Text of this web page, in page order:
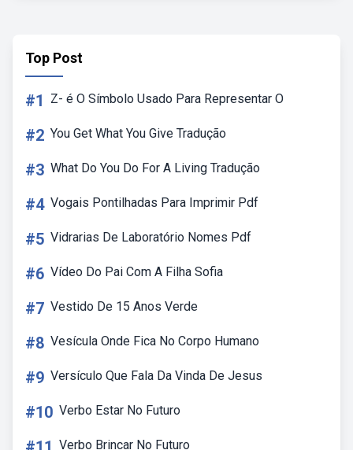
Top Post
#1 Z- é O Símbolo Usado Para Representar O
#2 You Get What You Give Tradução
#3 What Do You Do For A Living Tradução
#4 Vogais Pontilhadas Para Imprimir Pdf
#5 Vidrarias De Laboratório Nomes Pdf
#6 Vídeo Do Pai Com A Filha Sofia
#7 Vestido De 15 Anos Verde
#8 Vesícula Onde Fica No Corpo Humano
#9 Versículo Que Fala Da Vinda De Jesus
#10 Verbo Estar No Futuro
Verbo Brincar No Futuro